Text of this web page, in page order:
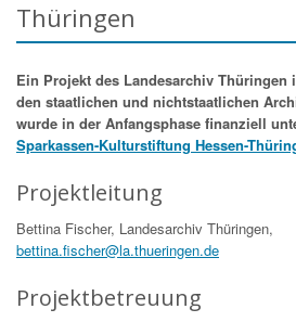
Thüringen
Ein Projekt des Landesarchiv Thüringen
den staatlichen und nichtstaatlichen
wurde in der Anfangsphase finanziell
Sparkassen-Kulturstiftung Hessen-
Projektleitung
Bettina Fischer, Landesarchiv Thüringen,
bettina.fischer@la.thueringen.de
Projektbetreuung